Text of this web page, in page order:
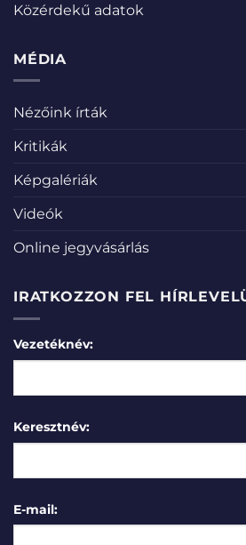
Közérdekű adatok
MÉDIA
Nézőink írták
Kritikák
Képgalériák
Videók
Online jegyvásárlás
IRATKOZZON FEL
Vezetéknév:
Keresztnév:
E-mail: